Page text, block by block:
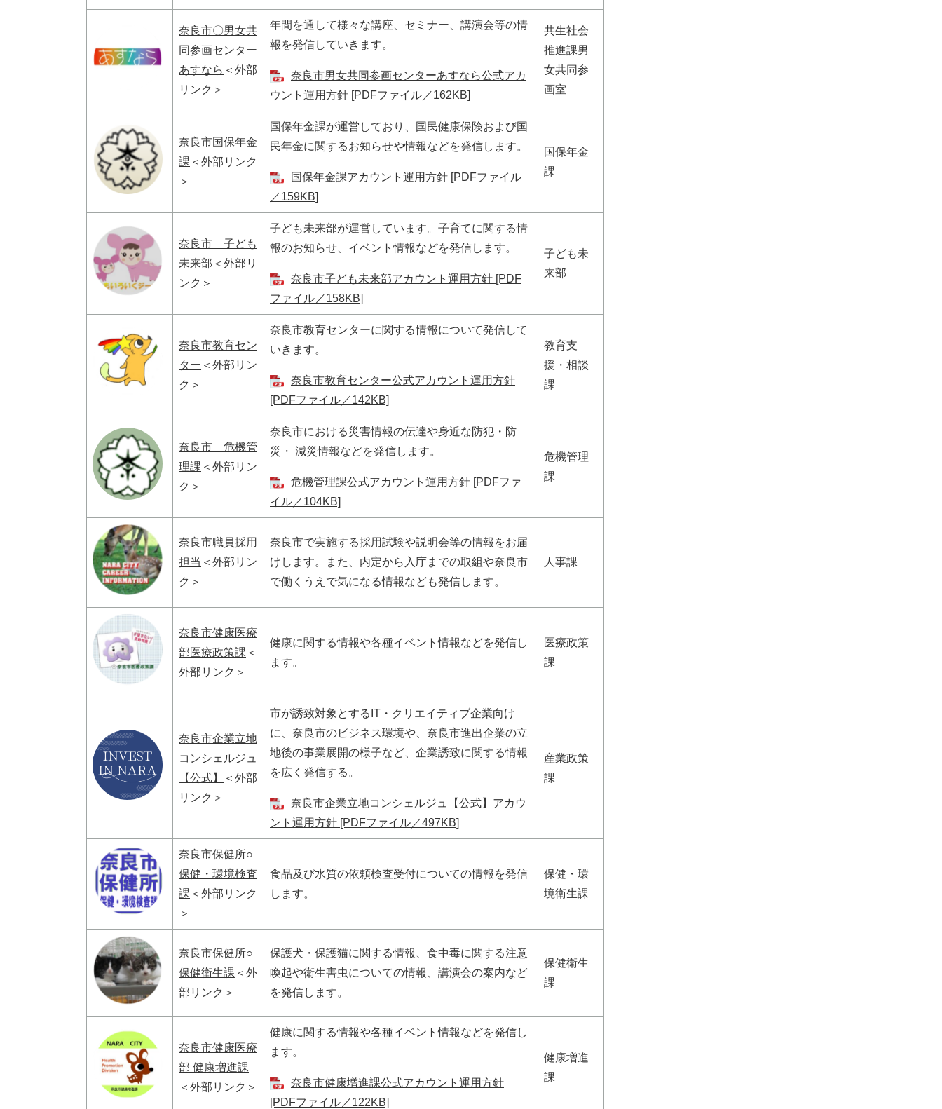
奈良市〇男女共
同参画センター
あすなら ＜外部
リンク＞
年間を通して様々な講座、セミナー、講演会等の情
報を発信していきます。
奈良市男女共同参画センターあすなら公式アカ
ウント運用方針 [PDFファイル／162KB]
共生社会
推進課男
女共同参
画室
奈良市国保年金
課 ＜外部リンク
＞
国保年金課が運営しており、国民健康保険および国
民年金に関するお知らせや情報などを発信します。
国保年金課アカウント運用方針 [PDFファイル
／159KB]
国保年金
課
奈良市 子ども
未来部 ＜外部リ
ンク＞
子ども未来部が運営しています。子育てに関する情
報のお知らせ、イベント情報などを発信します。
奈良市子ども未来部アカウント運用方針 [PDF
ファイル／158KB]
子ども未
来部
奈良市教育セン
ター ＜外部リン
ク＞
奈良市教育センターに関する情報について発信して
いきます。
奈良市教育センター公式アカウント運用方針
[PDFファイル／142KB]
教育支
援・相談
課
奈良市 危機管
理課 ＜外部リン
ク＞
奈良市における災害情報の伝達や身近な防犯・防
災・ 減災情報などを発信します。
危機管理課公式アカウント運用方針 [PDFファ
イル／104KB]
危機管理
課
奈良市職員採用
担当 ＜外部リン
ク＞
奈良市で実施する採用試験や説明会等の情報をお届
けします。また、内定から入庁までの取組や奈良市
で働くうえで気になる情報なども発信します。
人事課
奈良市健康医療
部医療政策課 ＜
外部リンク＞
健康に関する情報や各種イベント情報などを発信し
ます。
医療政策
課
奈良市企業立地
コンシェルジュ
【公式】
＜外部
リンク＞
市が誘致対象とするIT・クリエイティブ企業向け
に、奈良市のビジネス環境や、奈良市進出企業の立
地後の事業展開の様子など、企業誘致に関する情報
を広く発信する。
奈良市企業立地コンシェルジュ【公式】アカウ
ント運用方針 [PDFファイル／497KB]
産業政策
課
奈良市保健所○
保健・環境検査
課 ＜外部リンク
＞
食品及び水質の依頼検査受付についての情報を発信
します。
保健・環
境衛生課
奈良市保健所○
保健衛生課 ＜外
部リンク＞
保護犬・保護猫に関する情報、食中毒に関する注意
喚起や衛生害虫についての情報、講演会の案内など
を発信します。
保健衛生
課
奈良市健康医療
部 健康増進課
＜外部リンク＞
健康に関する情報や各種イベント情報などを発信し
ます。
奈良市健康増進課公式アカウント運用方針
[PDFファイル／122KB]
健康増進
課